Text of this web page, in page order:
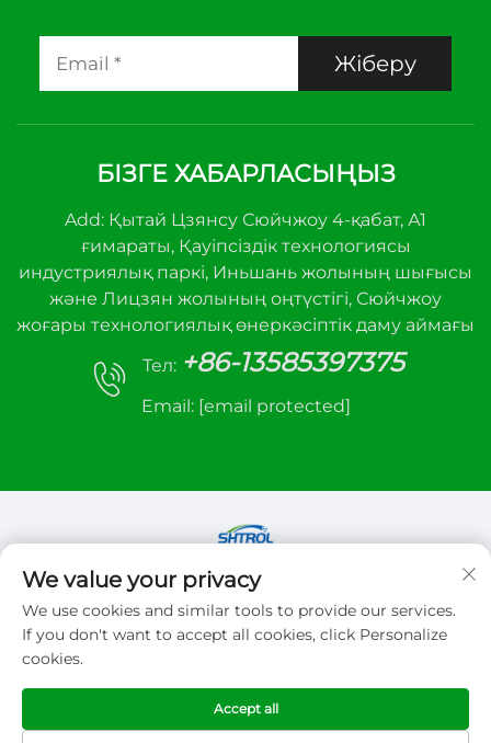
Жіберу
БІЗГЕ ХАБАРЛАСЫҢЫЗ
Add: Қытай Цзянсу Сюйчжоу 4-қабат, А1
ғимараты, Қауіпсіздік технологиясы
индустриялық паркі, Иньшань жолының шығысы
және Лицзян жолының оңтүстігі, Сюйчжоу
жоғары технологиялық өнеркәсіптік даму аймағы
Тел: +86-13585397375
Email: [email protected]
Copyright © 2026 Xuzhou sanhe automatic
control equipment Co.,LTD. Барлық құқықтар
сақталған
We value your privacy
We use cookies and similar tools to provide our services.
If you don't want to accept all cookies, click Personalize
cookies.
Accept all